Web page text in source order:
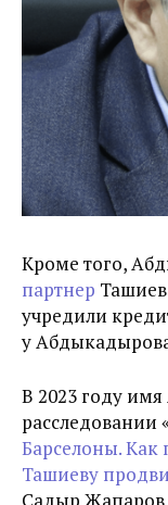
Кроме того,
партнер
учредили
у
В 2023 году
расследовании
Барселоны. Как
Ташиеву